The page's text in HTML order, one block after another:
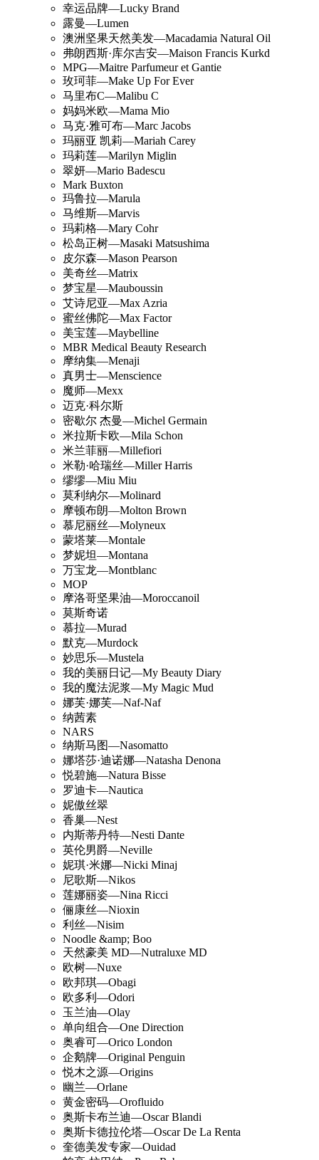
幸运品牌—Lucky Brand
露曼—Lumen
澳洲坚果天然美发—Macadamia Natural Oil
弗朗西斯·库尔吉安—Maison Francis Kurkd
MPG—Maitre Parfumeur et Gantie
玫珂菲—Make Up For Ever
马里布C—Malibu C
妈妈米欧—Mama Mio
马克·雅可布—Marc Jacobs
玛丽亚 凯莉—Mariah Carey
玛莉莲—Marilyn Miglin
翠妍—Mario Badescu
Mark Buxton
玛鲁拉—Marula
马维斯—Marvis
玛莉格—Mary Cohr
松岛正树—Masaki Matsushima
皮尔森—Mason Pearson
美奇丝—Matrix
梦宝星—Mauboussin
艾诗尼亚—Max Azria
蜜丝佛陀—Max Factor
美宝莲—Maybelline
MBR Medical Beauty Research
摩纳集—Menaji
真男士—Menscience
魔师—Mexx
迈克·科尔斯
密歇尔 杰曼—Michel Germain
米拉斯卡欧—Mila Schon
米兰菲丽—Millefiori
米勒·哈瑞丝—Miller Harris
缪缪—Miu Miu
莫利纳尔—Molinard
摩顿布朗—Molton Brown
慕尼丽丝—Molyneux
蒙塔莱—Montale
梦妮坦—Montana
万宝龙—Montblanc
MOP
摩洛哥坚果油—Moroccanoil
莫斯奇诺
慕拉—Murad
默克—Murdock
妙思乐—Mustela
我的美丽日记—My Beauty Diary
我的魔法泥浆—My Magic Mud
娜芙·娜芙—Naf-Naf
纳茜素
NARS
纳斯马图—Nasomatto
娜塔莎·迪诺娜—Natasha Denona
悦碧施—Natura Bisse
罗迪卡—Nautica
妮傲丝翠
香巢—Nest
内斯蒂丹特—Nesti Dante
英伦男爵—Neville
妮琪·米娜—Nicki Minaj
尼歌斯—Nikos
莲娜丽姿—Nina Ricci
俪康丝—Nioxin
利丝—Nisim
Noodle &amp; Boo
天然豪美 MD—Nutraluxe MD
欧树—Nuxe
欧邦琪—Obagi
欧多利—Odori
玉兰油—Olay
单向组合—One Direction
奥睿可—Orico London
企鹅牌—Original Penguin
悦木之源—Origins
幽兰—Orlane
黄金密码—Orofluido
奥斯卡布兰迪—Oscar Blandi
奥斯卡德拉伦塔—Oscar De La Renta
奎德美发专家—Ouidad